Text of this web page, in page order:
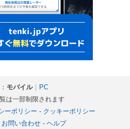
モバイル｜ PC
は一部制限されます
ーポリシー - クッキーポリシー
お問い合わせ- ヘルプ